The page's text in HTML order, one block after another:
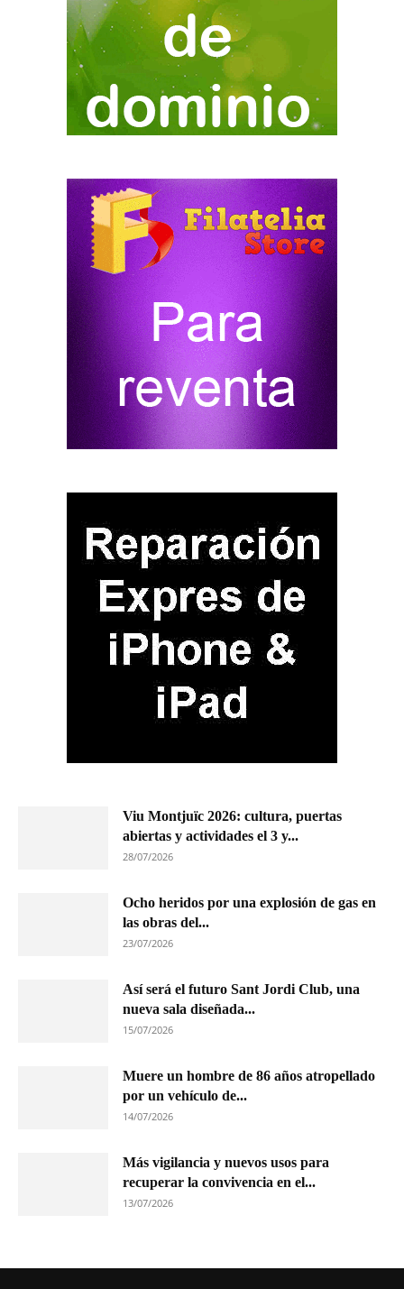
Viu Montjuïc 2026: cultura, puertas
abiertas y actividades el 3 y...
28/07/2026
Ocho heridos por una explosión de gas en
las obras del...
23/07/2026
Así será el futuro Sant Jordi Club, una
nueva sala diseñada...
15/07/2026
Muere un hombre de 86 años atropellado
por un vehículo de...
14/07/2026
Más vigilancia y nuevos usos para
recuperar la convivencia en el...
13/07/2026